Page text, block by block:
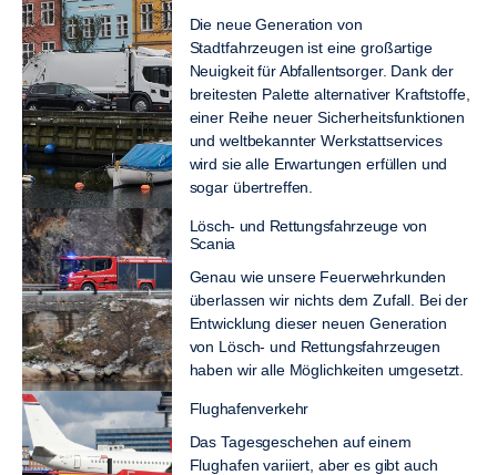
Die neue Generation von
Stadtfahrzeugen ist eine großartige
Neuigkeit für Abfallentsorger. Dank der
breitesten Palette alternativer Kraftstoffe,
einer Reihe neuer Sicherheitsfunktionen
und weltbekannter Werkstattservices
wird sie alle Erwartungen erfüllen und
sogar übertreffen.
Lösch- und Rettungsfahrzeuge von
Scania
Genau wie unsere Feuerwehrkunden
überlassen wir nichts dem Zufall. Bei der
Entwicklung dieser neuen Generation
von Lösch- und Rettungsfahrzeugen
haben wir alle Möglichkeiten umgesetzt.
Flughafenverkehr
Das Tagesgeschehen auf einem
Flughafen variiert, aber es gibt auch